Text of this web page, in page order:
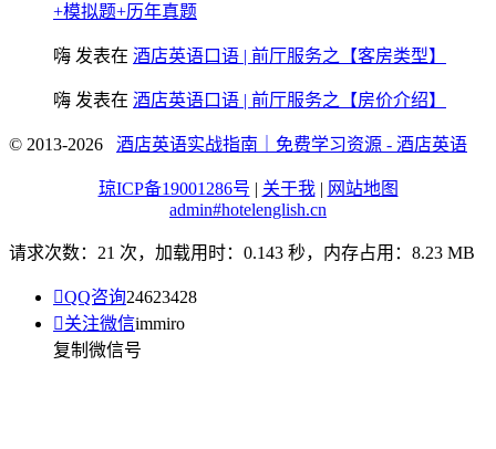
+模拟题+历年真题
嗨 发表在 酒店英语口语 | 前厅服务之【客房类型】
嗨 发表在 酒店英语口语 | 前厅服务之【房价介绍】
© 2013-2026 酒店英语实战指南｜免费学习资源 - 酒店英语
琼ICP备19001286号 | 关于我 | 网站地图
admin#hotelenglish.cn
请求次数：21 次，加载用时：0.143 秒，内存占用：8.23 MB
QQ咨询24623428
关注微信immiro
复制微信号